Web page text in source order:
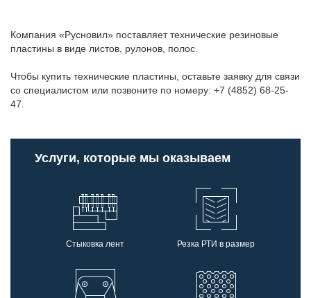
Компания «Русновил» поставляет технические резиновые
пластины в виде листов, рулонов, полос.
Чтобы купить технические пластины, оставьте заявку для связи
со специалистом или позвоните по номеру: +7 (4852) 68-25-
47.
Услуги, которые мы оказываем
Стыковка лент Резка РТИ в размер